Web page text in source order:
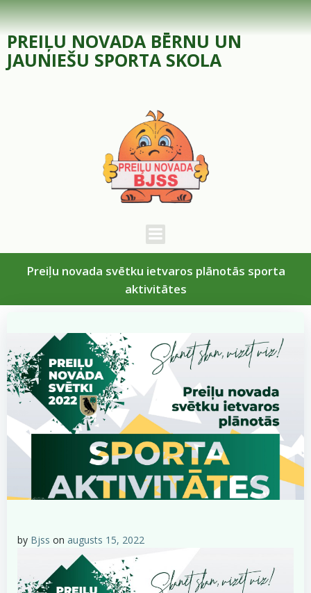
Skip
to
content
PREIĻU NOVADA BĒRNU UN
JAUNIEŠU SPORTA SKOLA
Preiļu novada svētku ietvaros plānotās sporta
aktivitātes
by Bjss on augusts 15, 2022